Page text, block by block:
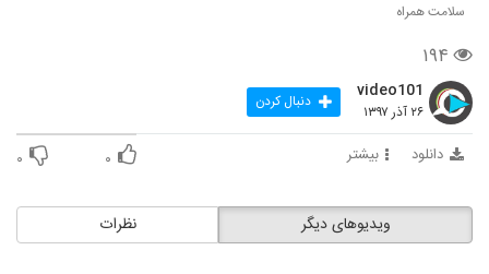
سلامت همراه
۱۹۴
video101
۲۶ آذر ۱۳۹۷ دنبال کردن
دانلود بیشتر ۰ ۰
نظرات ویدیوهای دیگر